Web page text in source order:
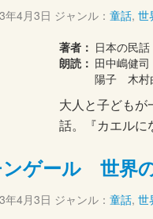
年4月3日 ジャンル： 童話, 世
著者： 日本の民話
朗読： 田中嶋健
陽子 木
大人と子どもが
話。『カエルに
ゲール 世界
年4月3日 ジャンル： 童話, 世